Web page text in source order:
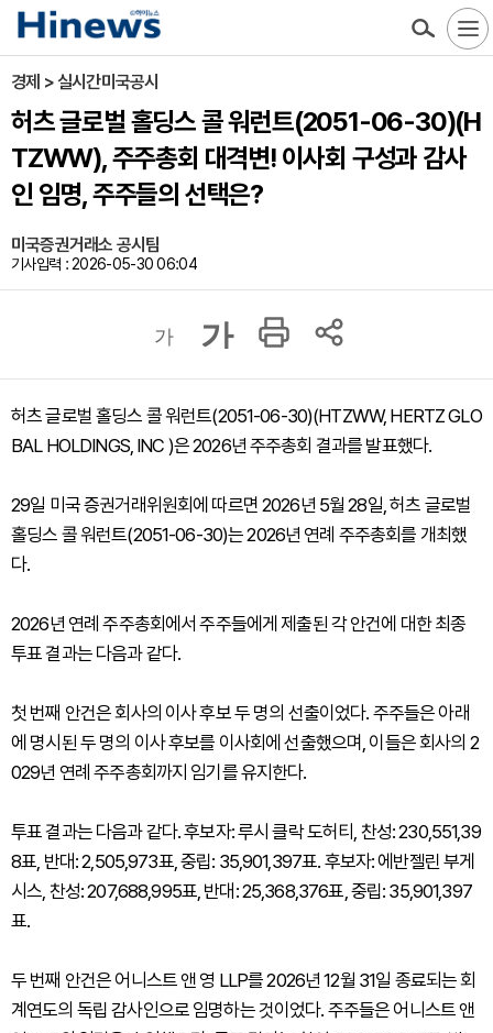
경제 > 실시간미국공시
허츠 글로벌 홀딩스 콜 워런트(2051-06-30)(H
TZWW), 주주총회 대격변! 이사회 구성과 감사
인 임명, 주주들의 선택은?
미국증권거래소 공시팀
기사입력 : 2026-05-30 06:04
가 가
허츠 글로벌 홀딩스 콜 워런트(2051-06-30)(HTZWW, HERTZ GLO
BAL HOLDINGS, INC )은 2026년 주주총회 결과를 발표했다.
29일 미국 증권거래위원회에 따르면 2026년 5월 28일, 허츠 글로벌
홀딩스 콜 워런트(2051-06-30)는 2026년 연례 주주총회를 개최했
다.
2026년 연례 주주총회에서 주주들에게 제출된 각 안건에 대한 최종
투표 결과는 다음과 같다.
첫 번째 안건은 회사의 이사 후보 두 명의 선출이었다. 주주들은 아래
에 명시된 두 명의 이사 후보를 이사회에 선출했으며, 이들은 회사의 2
029년 연례 주주총회까지 임기를 유지한다.
투표 결과는 다음과 같다. 후보자: 루시 클락 도허티, 찬성: 230,551,39
8표, 반대: 2,505,973표, 중립: 35,901,397표. 후보자: 에반젤린 부게
시스, 찬성: 207,688,995표, 반대: 25,368,376표, 중립: 35,901,397
표.
두 번째 안건은 어니스트 앤 영 LLP를 2026년 12월 31일 종료되는 회
계연도의 독립 감사인으로 임명하는 것이었다. 주주들은 어니스트 앤